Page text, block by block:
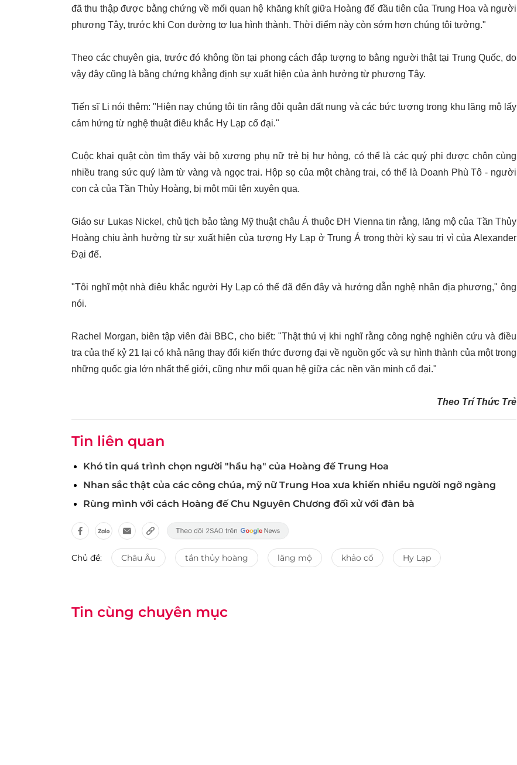
đã thu thập được bằng chứng về mối quan hệ khăng khít giữa Hoàng đế đầu tiên của Trung Hoa và người
phương Tây, trước khi Con đường tơ lụa hình thành. Thời điểm này còn sớm hơn chúng tôi tưởng."
Theo các chuyên gia, trước đó không tồn tại phong cách đắp tượng to bằng người thật tại Trung Quốc, do
vậy đây cũng là bằng chứng khẳng định sự xuất hiện của ảnh hưởng từ phương Tây.
Tiến sĩ Li nói thêm: "Hiện nay chúng tôi tin rằng đội quân đất nung và các bức tượng trong khu lăng mộ lấy
cảm hứng từ nghệ thuật điêu khắc Hy Lạp cổ đại."
Cuộc khai quật còn tìm thấy vài bộ xương phụ nữ trẻ bị hư hỏng, có thể là các quý phi được chôn cùng
nhiều trang sức quý làm từ vàng và ngọc trai. Hộp sọ của một chàng trai, có thể là Doanh Phù Tô - người
con cả của Tần Thủy Hoàng, bị một mũi tên xuyên qua.
Giáo sư Lukas Nickel, chủ tịch bảo tàng Mỹ thuật châu Á thuộc ĐH Vienna tin rằng, lăng mộ của Tần Thủy
Hoàng chịu ảnh hưởng từ sự xuất hiện của tượng Hy Lạp ở Trung Á trong thời kỳ sau trị vì của Alexander
Đại đế.
"Tôi nghĩ một nhà điêu khắc người Hy Lạp có thể đã đến đây và hướng dẫn nghệ nhân địa phương," ông
nói.
Rachel Morgan, biên tập viên đài BBC, cho biết: "Thật thú vị khi nghĩ rằng công nghệ nghiên cứu và điều
tra của thế kỷ 21 lại có khả năng thay đổi kiến thức đương đại về nguồn gốc và sự hình thành của một trong
những quốc gia lớn nhất thế giới, cũng như mối quan hệ giữa các nền văn minh cổ đại."
Theo Trí Thức Trẻ
Tin liên quan
Khó tin quá trình chọn người "hầu hạ" của Hoàng đế Trung Hoa
Nhan sắc thật của các công chúa, mỹ nữ Trung Hoa xưa khiến nhiều người ngỡ ngàng
Rùng mình với cách Hoàng đế Chu Nguyên Chương đối xử với đàn bà
Chủ đề: Châu Âu tần thủy hoàng lăng mộ khảo cổ Hy Lạp
Tin cùng chuyên mục